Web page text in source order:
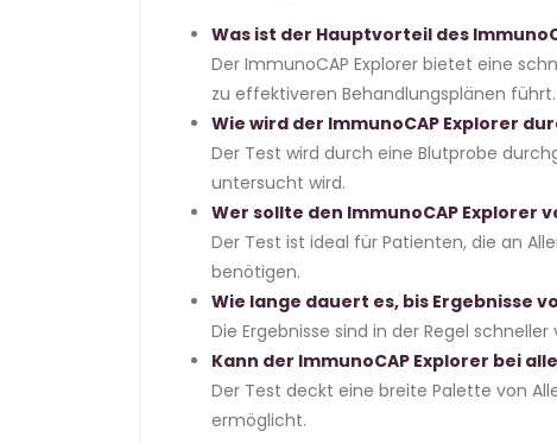
Was ist der Hauptvorteil des
Der ImmunoCAP Explorer bietet eine
zu effektiveren Behandlungsplänen führt.
Wie wird der ImmunoCAP Explorer
Der Test wird durch eine Blutprobe
untersucht wird.
Wer sollte den ImmunoCAP Explorer
Der Test ist ideal für Patienten, die an
benötigen.
Wie lange dauert es, bis Ergebnisse
Die Ergebnisse sind in der Regel
Kann der ImmunoCAP Explorer bei
Der Test deckt eine breite Palette von
ermöglicht.